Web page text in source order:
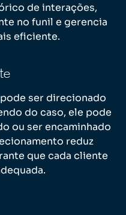
de interações,
no funil e gerencia
eficiente.
ser direcionado
do caso, ele pode
ou ser encaminhado
reduz
que cada cliente